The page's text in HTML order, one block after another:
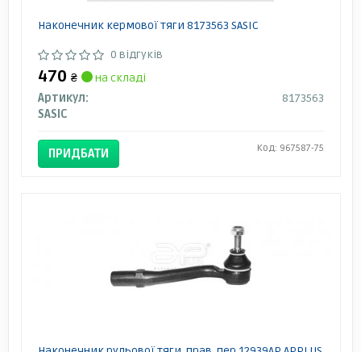
Наконечник кермової тяги 8173563 SASIC
0 відгуків
470 ₴
на складі
Артикул:
8173563
SASIC
ПРИДБАТИ Код: 967587-75